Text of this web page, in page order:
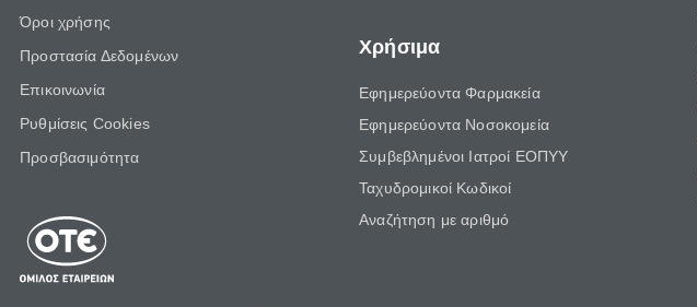
Όροι χρήσης
Προστασία Δεδομένων
Επικοινωνία
Ρυθμίσεις Cookies
Προσβασιμότητα
Χρήσιμα
Εφημερεύοντα Φαρμακεία
Εφημερεύοντα Νοσοκομεία
Συμβεβλημένοι Ιατροί ΕΟΠΥΥ
Ταχυδρομικοί Κωδικοί
Αναζήτηση με αριθμό